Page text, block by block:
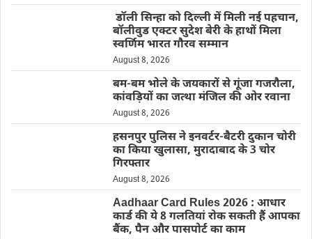
डॉली सिन्हा को दिल्ली में मिली नई पहचान,
बॉलीवुड एक्टर सुदेश बेरी के हाथों मिला
स्वर्णिम भारत गौरव सम्मान
August 8, 2026
बम-बम भोले के जयकारों से गूंजा गजरौला,
कांवड़ियों का जत्था मंजिल की ओर रवाना
August 8, 2026
हसनपुर पुलिस ने इनवर्टर-बैटरी दुकान चोरी
का किया खुलासा, मुरादाबाद के 3 चोर
गिरफ्तार
August 8, 2026
Aadhaar Card Rules 2026 : आधार
कार्ड की ये 8 गलतियां रोक सकती हैं आपका
बैंक, पैन और पासपोर्ट का काम